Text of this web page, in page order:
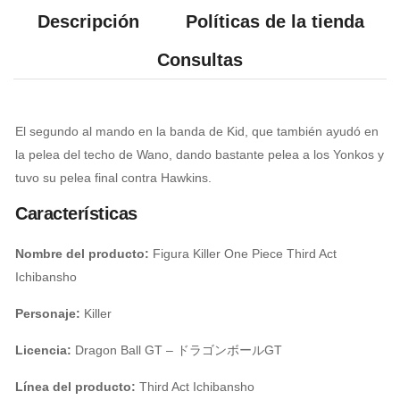
Descripción
Políticas de la tienda
Consultas
El segundo al mando en la banda de Kid, que también ayudó en
la pelea del techo de Wano, dando bastante pelea a los Yonkos y
tuvo su pelea final contra Hawkins.
Características
Nombre del producto: Figura Killer One Piece Third Act
Ichibansho
Personaje: Killer
Licencia: Dragon Ball GT – ドラゴンボールGT
Línea del producto: Third Act Ichibansho